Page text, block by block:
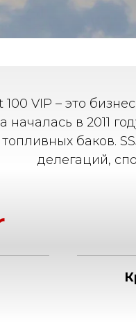
VIP – это
началась в 2011
баков.
делегаций,